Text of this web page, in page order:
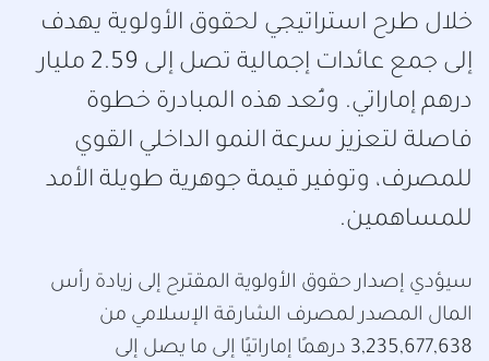
خلال طرح استراتيجي لحقوق الأولوية يهدف
إلى جمع عائدات إجمالية تصل إلى 2.59 مليار
درهم إماراتي. وتُعد هذه المبادرة خطوة
فاصلة لتعزيز سرعة النمو الداخلي القوي
للمصرف، وتوفير قيمة جوهرية طويلة الأمد
للمساهمين.
سيؤدي إصدار حقوق الأولوية المقترح إلى زيادة رأس
المال المصدر لمصرف الشارقة الإسلامي من
3,235,677,638 درهمًا إماراتيًا إلى ما يصل إلى